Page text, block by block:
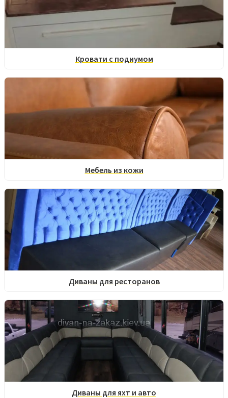
Кровати с подиумом
Мебель из кожи
Диваны для ресторанов
Диваны для яхт и авто